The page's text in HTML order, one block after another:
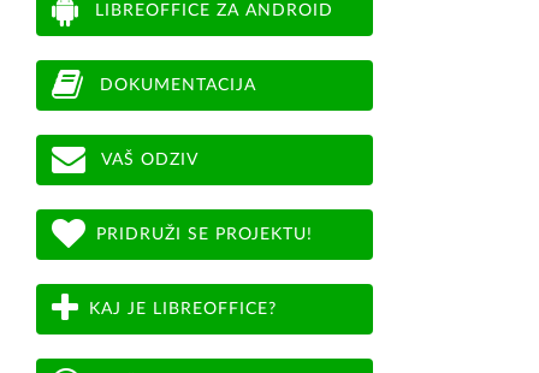
LIBREOFFICE ZA ANDROID
DOKUMENTACIJA
VAŠ ODZIV
PRIDRUŽI SE PROJEKTU!
KAJ JE LIBREOFFICE?